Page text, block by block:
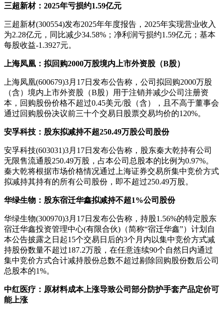
三超新材：2025年亏损约1.59亿元
三超新材(300554)发布2025年年度报告，2025年实现营业收入
为2.28亿元，同比减少34.58%；净利润亏损约1.59亿元；基本
每股收益-1.3927元。
上海凤凰：拟回购2000万股境内上市外资股（B股）
上海凤凰(600679)3月17日发布公告称，公司拟回购2000万股
（含）境内上市外资股（B股）用于注销并减少公司注册资
本，回购股份价格不超过0.45美元/股（含），且不高于董事会
通过回购股份决议前三十个交易日股票交易均价的120%。
安孚科技：股东拟减持不超250.49万股公司股份
安孚科技(603031)3月17日发布公告称，股东秦大乾持有公司
无限售流通股250.49万股，占本公司总股本的比例为0.97%。
秦大乾将根据市场价格情况通过上海证券交易所集中竞价方式
拟减持其持有的所有公司股份，即不超过250.49万股。
华绿生物：股东宿迁华鑫拟减持不超1%公司股份
华绿生物(300970)3月17日发布公告称，持股1.56%的特定股东
宿迁华鑫投资管理中心(有限合伙)（简称“宿迁华鑫”）计划自
本公告披露之日起15个交易日后的3个月内以集中竞价方式减
持股份数量不超过187.2万股，在任意连续90个自然日内通过
集中竞价方式合计减持股份总数不超过剔除回购股份数后公司
总股本的1%。
中红医疗：原材料成本上涨导致公司部分防护手套产品定价可
能上涨